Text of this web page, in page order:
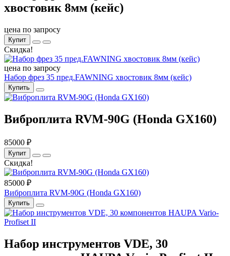
хвостовик 8мм (кейс)
цена по запросу
Купит
Скидка!
цена по запросу
Набор фрез 35 пред.FAWNING хвостовик 8мм (кейс)
Купить
Виброплита RVM-90G (Honda GX160)
85000 ₽
Купит
Скидка!
85000 ₽
Виброплита RVM-90G (Honda GX160)
Купить
Набор инструментов VDE, 30